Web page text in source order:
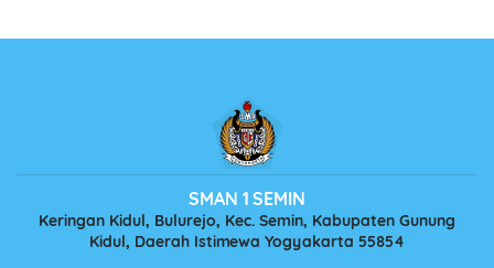
SMAN 1 SEMIN
Keringan Kidul, Bulurejo, Kec. Semin, Kabupaten Gunung
Kidul, Daerah Istimewa Yogyakarta 55854